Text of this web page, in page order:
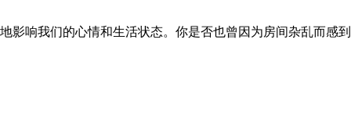
影响我们的心情和生活状态。你是否也曾因为房间杂乱而感